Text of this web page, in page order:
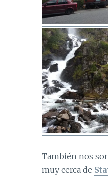
También nos
muy cerca de